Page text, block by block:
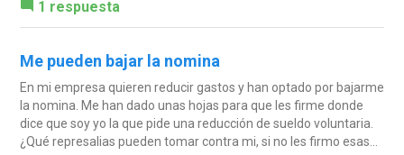
1 respuesta
Me pueden bajar la nomina
En mi empresa quieren reducir gastos y han optado por bajarme
la nomina. Me han dado unas hojas para que les firme donde
dice que soy yo la que pide una reducción de sueldo voluntaria.
¿Qué represalias pueden tomar contra mi, si no les firmo esas...